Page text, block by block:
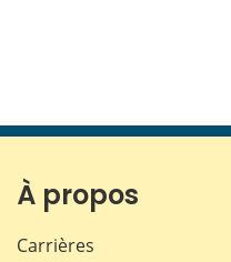
À propos
Carrières